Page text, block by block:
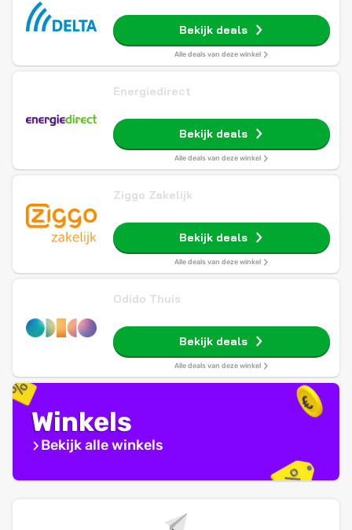
Bekijk deals
Alle deals van deze winkel
Energiedirect
Bekijk deals
Alle deals van deze winkel
Ziggo Zakelijk
Bekijk deals
Alle deals van deze winkel
Odido Thuis
Bekijk deals
Alle deals van deze winkel
Winkels
Bekijk alle winkels